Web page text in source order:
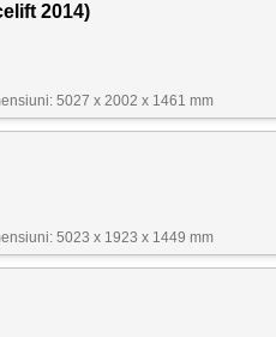
2014)
5027 x 2002 x 1461 mm
5023 x 1923 x 1449 mm